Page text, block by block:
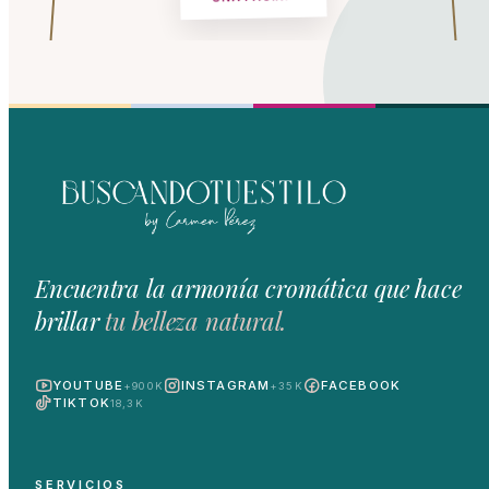
Encuentra la armonía cromática que hace
brillartu belleza natural.
YOUTUBE +900K INSTAGRAM +35K
FACEBOOK
TIKTOK18,3K
SERVICIOS